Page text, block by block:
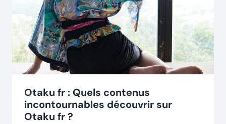
Otaku fr : Quels contenus
incontournables découvrir sur
Otaku fr ?